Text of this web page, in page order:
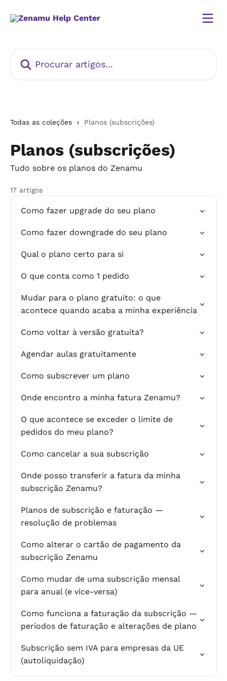
Todas as coleções Planos (subscrições)
Planos (subscrições)
Tudo sobre os planos do Zenamu
17 artigos
Como fazer upgrade do seu plano
Como fazer downgrade do seu plano
Qual o plano certo para si
O que conta como 1 pedido
Mudar para o plano gratuito: o que
acontece quando acaba a minha experiência
Como voltar à versão gratuita?
Agendar aulas gratuitamente
Como subscrever um plano
Onde encontro a minha fatura Zenamu?
O que acontece se exceder o limite de
pedidos do meu plano?
Como cancelar a sua subscrição
Onde posso transferir a fatura da minha
subscrição Zenamu?
Planos de subscrição e faturação —
resolução de problemas
Como alterar o cartão de pagamento da
subscrição Zenamu
Como mudar de uma subscrição mensal
para anual (e vice-versa)
Como funciona a faturação da subscrição —
períodos de faturação e alterações de plano
Subscrição sem IVA para empresas da UE
(autoliquidação)